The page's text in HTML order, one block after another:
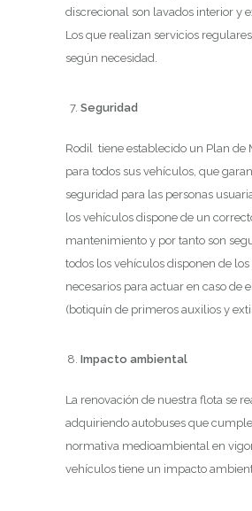
discrecional son lavados interior y
Los que realizan servicios
según necesidad.
Seguridad
Rodil tiene establecido un Plan de
para todos sus vehículos, que
seguridad para las personas
los vehículos dispone de un
mantenimiento y por tanto son
todos los vehículos disponen de
necesarios para actuar en caso de
(botiquín de primeros auxilios y
Impacto ambiental
La renovación de nuestra flota se
adquiriendo autobuses que
normativa medioambiental en
vehículos tiene un impacto